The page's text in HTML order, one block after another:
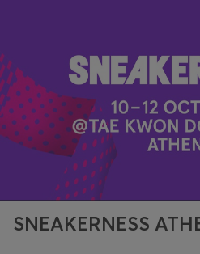
SNEAKERNESS